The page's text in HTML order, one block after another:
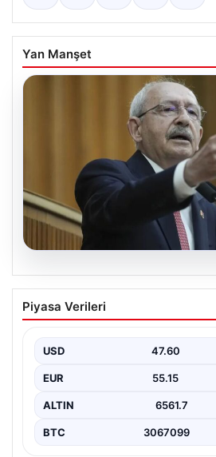
Yan Manşet
Açık Hava Yaşam
bahçe mutfağı Çözümleri
Günümüz dünyasında bahçe
en değerli bölümlerinden parçası
Bahçeyle iç…
Piyasa Verileri